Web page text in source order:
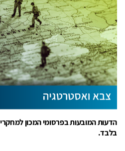
הדעות המובעות בפרסומי המכון
בלבד.